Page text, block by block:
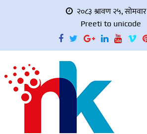
२०८३ श्रावण २५, सोमवार
Preeti to unicode